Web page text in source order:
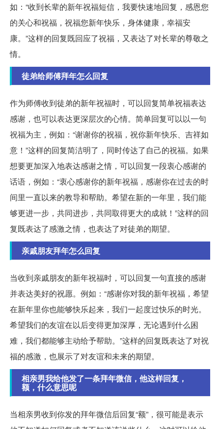
如：“收到长辈的新年祝福短信，我要快速地回复，感恩您
的关心和祝福，祝福您新年快乐，身体健康，幸福安
康。”这样的回复既回应了祝福，又表达了对长辈的尊敬之
情。
徒弟给师傅拜年怎么回复
作为师傅收到徒弟的新年祝福时，可以回复简单祝福表达
感谢，也可以表达更深层次的心情。简单回复可以以一句
祝福为主，例如：“谢谢你的祝福，祝你新年快乐、吉祥如
意！”这样的回复简洁明了，同时传达了自己的祝福。如果
想要更加深入地表达感谢之情，可以回复一段衷心感谢的
话语，例如：“衷心感谢你的新年祝福，感谢你在过去的时
间里一直以来的教导和帮助。希望在新的一年里，我们能
够更进一步，共同进步，共同取得更大的成就！”这样的回
复既表达了感激之情，也表达了对徒弟的期望。
亲戚朋友拜年怎么回复
当收到亲戚朋友的新年祝福时，可以回复一句直接的感谢
并表达美好的祝愿。例如：“感谢你对我的新年祝福，希望
在新年里你也能够快乐起来，我们一起度过快乐的时光。
希望我们的友谊在以后变得更加深厚，无论遇到什么困
难，我们都能够主动给予帮助。”这样的回复既表达了对祝
福的感激，也展示了对友谊和未来的期望。
相亲男我给他发了一条拜年微信，他这样回复，
额，什么意思呢
当相亲男收到你发的拜年微信后回复“额”，很可能是表示